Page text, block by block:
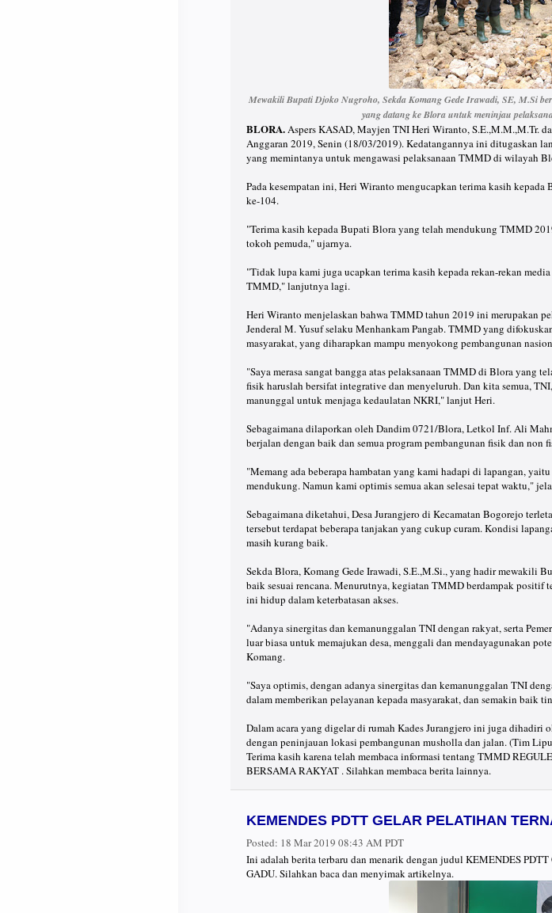
Mewakili Bupati Djoko Nugroho, Sekda Komang Gede Irawadi, SE, M.Si
yang datang ke Blora untuk meninjau
BLORA.Aspers KASAD, Mayjen TNI Heri Wiranto, S.E.,M.M.,M.Tr.
Anggaran 2019, Senin (18/03/2019). Kedatangannya ini ditugaskan
yang memintanya untuk mengawasi pelaksanaan TMMD di wilayah
Pada kesempatan ini, Heri Wiranto mengucapkan terima kasih
ke-104.
"Terima kasih kepada Bupati Blora yang telah mendukung TMMD
tokoh pemuda," ujarnya.
"Tidak lupa kami juga ucapkan terima kasih kepada rekan-rekan
TMMD," lanjutnya lagi.
Heri Wiranto menjelaskan bahwa TMMD tahun 2019 ini merupakan
Jenderal M. Yusuf selaku Menhankam Pangab. TMMD yang
masyarakat, yang diharapkan mampu menyokong pembangunan
"Saya merasa sangat bangga atas pelaksanaan TMMD di Blora yang
fisik haruslah bersifat integrative dan menyeluruh. Dan kita semua,
manunggal untuk menjaga kedaulatan NKRI," lanjut Heri.
Sebagaimana dilaporkan oleh Dandim 0721/Blora, Letkol Inf. Ali
berjalan dengan baik dan semua program pembangunan fisik dan non
"Memang ada beberapa hambatan yang kami hadapi di lapangan,
mendukung. Namun kami optimis semua akan selesai tepat waktu,"
Sebagaimana diketahui, Desa Jurangjero di Kecamatan Bogorejo
tersebut terdapat beberapa tanjakan yang cukup curam. Kondisi
masih kurang baik.
Sekda Blora, Komang Gede Irawadi, S.E.,M.Si., yang hadir mewakili
baik sesuai rencana. Menurutnya, kegiatan TMMD berdampak positif
ini hidup dalam keterbatasan akses.
"Adanya sinergitas dan kemanunggalan TNI dengan rakyat, serta
luar biasa untuk memajukan desa, menggali dan mendayagunakan
Komang.
"Saya optimis, dengan adanya sinergitas dan kemanunggalan TNI
dalam memberikan pelayanan kepada masyarakat, dan semakin baik
Dalam acara yang digelar di rumah Kades Jurangjero ini juga dihadiri
dengan peninjauan lokasi pembangunan musholla dan jalan. (Tim
Terima kasih karena telah membaca informasi tentang TMMD
BERSAMA RAKYAT . Silahkan membaca berita lainnya.
KEMENDES PDTT GELAR PELATIHAN
Posted: 18 Mar 2019 08:43 AM PDT
Ini adalah berita terbaru dan menarik dengan judul KEMENDES
GADU. Silahkan baca dan menyimak artikelnya.